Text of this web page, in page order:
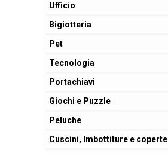
Ufficio
Bigiotteria
Pet
Tecnologia
Portachiavi
Giochi e Puzzle
Peluche
Cuscini, Imbottiture e coperte